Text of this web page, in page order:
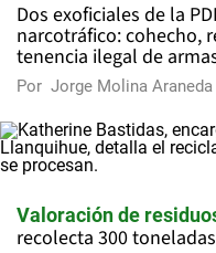
Dos exoficiales de la
narcotráfico: cohecho,
tenencia ilegal de
Por Jorge Molina Araneda
Valoración de
recolecta 300